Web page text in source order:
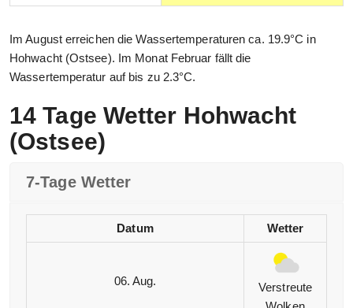
Im August erreichen die Wassertemperaturen ca. 19.9°C in
Hohwacht (Ostsee). Im Monat Februar fällt die
Wassertemperatur auf bis zu 2.3°C.
14 Tage Wetter Hohwacht
(Ostsee)
7-Tage Wetter
Datum Wetter
06. Aug.
Verstreute